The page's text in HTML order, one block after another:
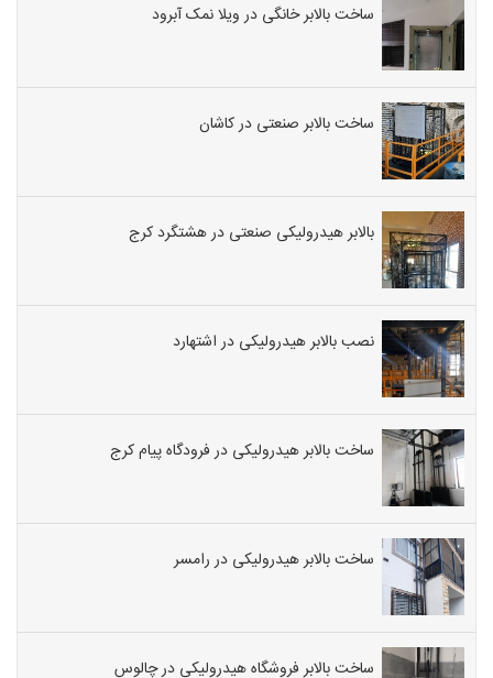
ساخت بالابر خانگی در ویلا نمک آبرود
ساخت بالابر صنعتی در کاشان
بالابر هیدرولیکی صنعتی در هشتگرد کرج
نصب بالابر هیدرولیکی در اشتهارد
ساخت بالابر هیدرولیکی در فرودگاه پیام کرج
ساخت بالابر هیدرولیکی در رامسر
ساخت بالابر فروشگاه هیدرولیکی در چالوس